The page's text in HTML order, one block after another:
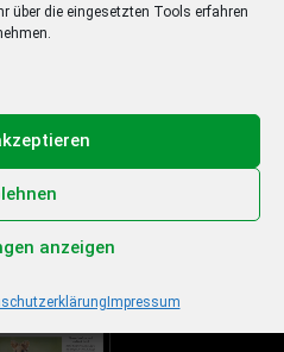
über die eingesetzten Tools erfahren
anzeigen
Impressum
– Ihr Abo –
lesen und eine 3-tägige
gewinnen!
Deal